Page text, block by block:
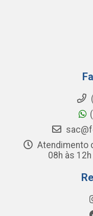
Atendimento
08h às